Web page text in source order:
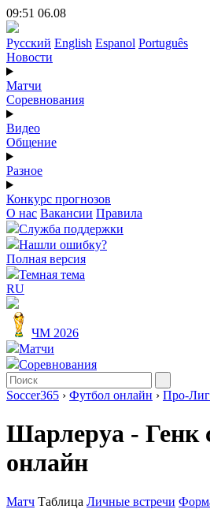
09:51 06.08
Русский English Espanol Português
Новости
Матчи
Соревнования
Видео
Общение
Разное
Конкурс прогнозов
О нас Вакансии Правила
Служба поддержки
Нашли ошибку?
Полная версия
Темная тема
RU
ЧМ 2026
Матчи
Соревнования
Soccer365 › Футбол онлайн › Про-
Шарлеруа - Генк
онлайн
Матч Таблица Личные встречи